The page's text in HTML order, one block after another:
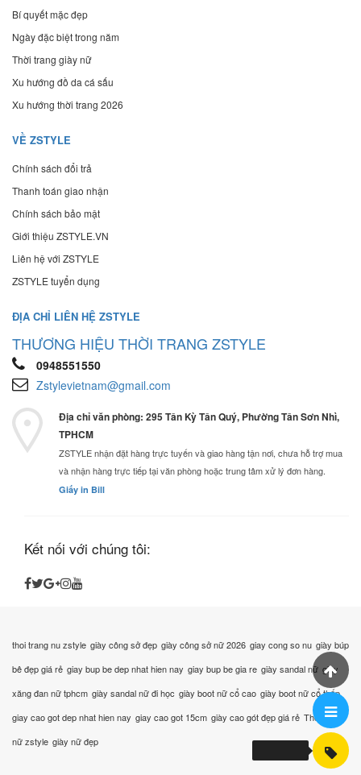
Bí quyết mặc đẹp
Ngày đặc biệt trong năm
Thời trang giày nữ
Xu hướng đồ da cá sấu
Xu hướng thời trang 2026
VỀ ZSTYLE
Chính sách đổi trả
Thanh toán giao nhận
Chính sách bảo mật
Giới thiệu ZSTYLE.VN
Liên hệ với ZSTYLE
ZSTYLE tuyển dụng
ĐỊA CHỈ LIÊN HỆ ZSTYLE
THƯƠNG HIỆU THỜI TRANG ZSTYLE
0948551550
Zstylevietnam@gmail.com
Địa chỉ văn phòng: 295 Tân Kỳ Tân Quý, Phường Tân Sơn Nhì,
TPHCM
ZSTYLE nhận đặt hàng trực tuyến và giao hàng tận nơi, chưa hỗ trợ mua
và nhận hàng trực tiếp tại văn phòng hoặc trung tâm xử lý đơn hàng.
Giấy in Bill
Kết nối với chúng tôi:
thoi trang nu zstyle giày công sở đẹp giày công sở nữ 2026 giay cong so nu giày búp
bê đẹp giá rẻ giay bup be dep nhat hien nay giay bup be gia re giày sandal nữ giày
xăng đan nữ tphcm giày sandal nữ đi học giày boot nữ cổ cao giày boot nữ cổ thấp
giay cao got dep nhat hien nay giay cao got 15cm giày cao gót đẹp giá rẻ Thời trang
nữ zstyle giày nữ đẹp